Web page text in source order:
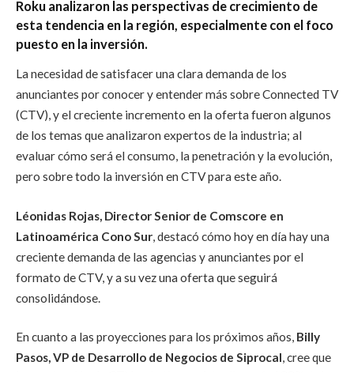
Roku analizaron las perspectivas de crecimiento de
esta tendencia en la región, especialmente con el foco
puesto en la inversión.
La necesidad de satisfacer una clara demanda de los
anunciantes por conocer y entender más sobre Connected TV
(CTV), y el creciente incremento en la oferta fueron algunos
de los temas que analizaron expertos de la industria; al
evaluar cómo será el consumo, la penetración y la evolución,
pero sobre todo la inversión en CTV para este año.
Léonidas Rojas, Director Senior de Comscore en
Latinoamérica Cono Sur destacó cómo hoy en día hay una
creciente demanda de las agencias y anunciantes por el
formato de CTV, y a su vez una oferta que seguirá
consolidándose.
En cuanto a las proyecciones para los próximos años, Billy
Pasos, VP de Desarrollo de Negocios de Siprocal, cree que